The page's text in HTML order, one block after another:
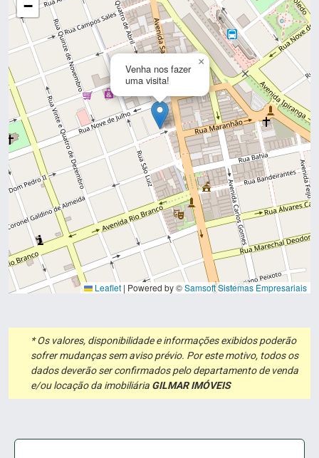
Venha nos fazer
uma visita!
×
−
Leaflet | Powered by ©Samsoft Sistemas Empresariais
* Os valores, disponibilidade e informações exibidos poderão
sofrer mudanças sem aviso prévio. Por este motivo, todos os
dados deverão ser confirmados pelo departamento de venda
e/ou locação da imobiliária GILMAR IMÓVEIS